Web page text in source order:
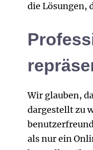
die Lösungen,
Wir glauben,
dargestellt zu
als nur ein